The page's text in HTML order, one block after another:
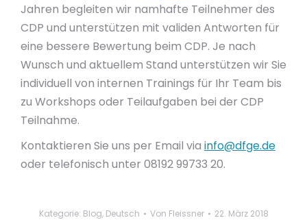
Jahren begleiten wir namhafte Teilnehmer des
CDP und unterstützen mit validen Antworten für
eine bessere Bewertung beim CDP. Je nach
Wunsch und aktuellem Stand unterstützen wir Sie
individuell von internen Trainings für Ihr Team bis
zu Workshops oder Teilaufgaben bei der CDP
Teilnahme.
Kontaktieren Sie uns per Email via info@dfge.de
oder telefonisch unter 08192 99733 20.
Kategorie: Blog, Deutsch Von Fleissner
22. März 2018